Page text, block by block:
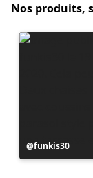
Nos produits,
Publication
publiée
funkis30